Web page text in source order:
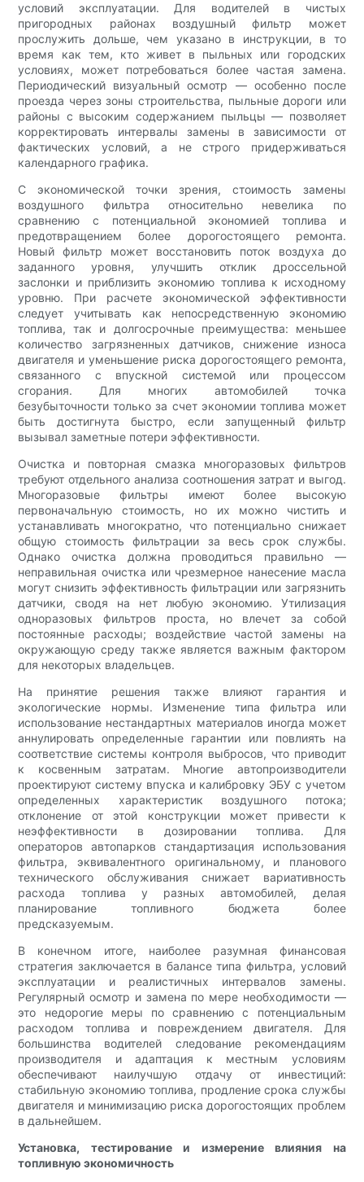
условий эксплуатации. Для водителей в чистых
пригородных районах воздушный фильтр может
прослужить дольше, чем указано в инструкции, в то
время как тем, кто живет в пыльных или городских
условиях, может потребоваться более частая замена.
Периодический визуальный осмотр — особенно после
проезда через зоны строительства, пыльные дороги или
районы с высоким содержанием пыльцы — позволяет
корректировать интервалы замены в зависимости от
фактических условий, а не строго придерживаться
календарного графика.
С экономической точки зрения, стоимость замены
воздушного фильтра относительно невелика по
сравнению с потенциальной экономией топлива и
предотвращением более дорогостоящего ремонта.
Новый фильтр может восстановить поток воздуха до
заданного уровня, улучшить отклик дроссельной
заслонки и приблизить экономию топлива к исходному
уровню. При расчете экономической эффективности
следует учитывать как непосредственную экономию
топлива, так и долгосрочные преимущества: меньшее
количество загрязненных датчиков, снижение износа
двигателя и уменьшение риска дорогостоящего ремонта,
связанного с впускной системой или процессом
сгорания. Для многих автомобилей точка
безубыточности только за счет экономии топлива может
быть достигнута быстро, если запущенный фильтр
вызывал заметные потери эффективности.
Очистка и повторная смазка многоразовых фильтров
требуют отдельного анализа соотношения затрат и выгод.
Многоразовые фильтры имеют более высокую
первоначальную стоимость, но их можно чистить и
устанавливать многократно, что потенциально снижает
общую стоимость фильтрации за весь срок службы.
Однако очистка должна проводиться правильно —
неправильная очистка или чрезмерное нанесение масла
могут снизить эффективность фильтрации или загрязнить
датчики, сводя на нет любую экономию. Утилизация
одноразовых фильтров проста, но влечет за собой
постоянные расходы; воздействие частой замены на
окружающую среду также является важным фактором
для некоторых владельцев.
На принятие решения также влияют гарантия и
экологические нормы. Изменение типа фильтра или
использование нестандартных материалов иногда может
аннулировать определенные гарантии или повлиять на
соответствие системы контроля выбросов, что приводит
к косвенным затратам. Многие автопроизводители
проектируют систему впуска и калибровку ЭБУ с учетом
определенных характеристик воздушного потока;
отклонение от этой конструкции может привести к
неэффективности в дозировании топлива. Для
операторов автопарков стандартизация использования
фильтра, эквивалентного оригинальному, и планового
технического обслуживания снижает вариативность
расхода топлива у разных автомобилей, делая
планирование топливного бюджета более
предсказуемым.
В конечном итоге, наиболее разумная финансовая
стратегия заключается в балансе типа фильтра, условий
эксплуатации и реалистичных интервалов замены.
Регулярный осмотр и замена по мере необходимости —
это недорогие меры по сравнению с потенциальным
расходом топлива и повреждением двигателя. Для
большинства водителей следование рекомендациям
производителя и адаптация к местным условиям
обеспечивают наилучшую отдачу от инвестиций:
стабильную экономию топлива, продление срока службы
двигателя и минимизацию риска дорогостоящих проблем
в дальнейшем.
Установка, тестирование и измерение влияния на
топливную экономичность